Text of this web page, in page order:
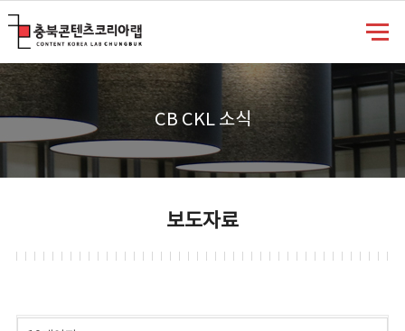
CB CKL 소식
보도자료